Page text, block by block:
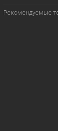
Рекомендуемые